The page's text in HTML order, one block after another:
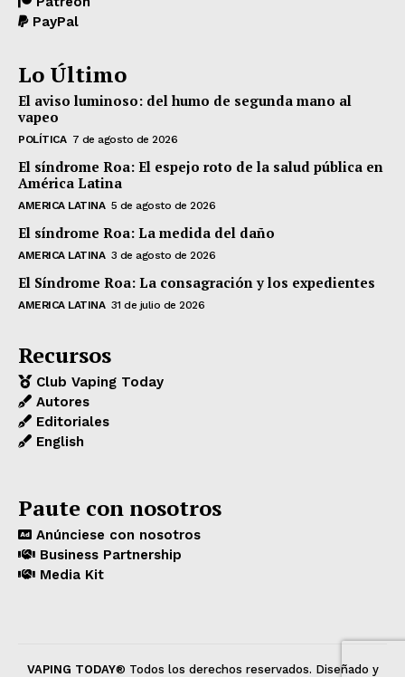
PayPal
Lo Último
El aviso luminoso: del humo de segunda mano al
vapeo
POLÍTICA 7 de agosto de 2026
El síndrome Roa: El espejo roto de la salud pública en
América Latina
AMERICA LATINA 5 de agosto de 2026
El síndrome Roa: La medida del daño
AMERICA LATINA 3 de agosto de 2026
El Síndrome Roa: La consagración y los expedientes
AMERICA LATINA 31 de julio de 2026
Recursos
Club Vaping Today
Autores
Editoriales
English
Paute con nosotros
Anúnciese con nosotros
Business Partnership
Media Kit
VAPING TODAY® Todos los derechos reservados. Diseñado y